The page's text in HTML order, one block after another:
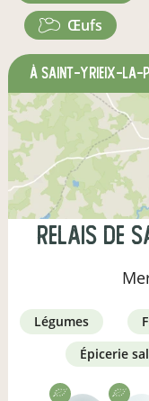
œufs
à Saint-Yrieix-la-
Relais de
légumes
épicerie